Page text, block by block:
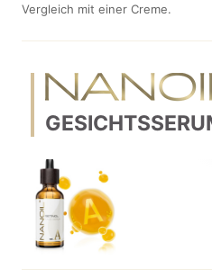
Vergleich mit einer Creme.